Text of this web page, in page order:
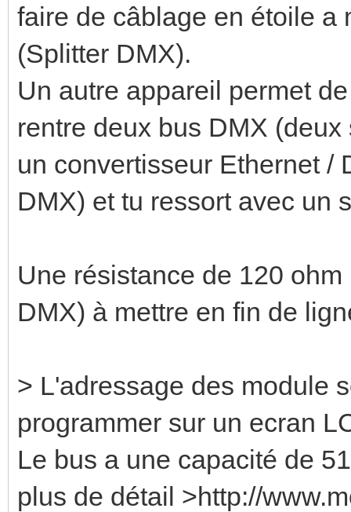
faire de câblage en étoile a
(Splitter DMX).
Un autre appareil permet
rentre deux bus DMX
un convertisseur Ethernet /
DMX) et tu ressort avec un
Une résistance de 120
DMX) à mettre en fin de
> L'adressage des module
programmer sur un ecran
Le bus a une capacité de
plus de détail >http://